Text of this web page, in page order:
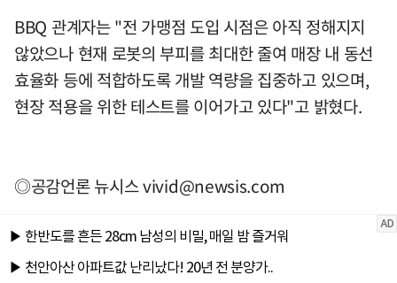
BBQ 관계자는 "전 가맹점 도입 시점은 아직 정해지지
않았으나 현재 로봇의 부피를 최대한 줄여 매장 내 동선
효율화 등에 적합하도록 개발 역량을 집중하고 있으며,
현장 적용을 위한 테스트를 이어가고 있다"고 밝혔다.
◎공감언론 뉴시스vivid@newsis.com